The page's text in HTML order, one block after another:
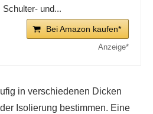
und...
Bei Amazon kaufen*
in verschiedenen Dicken
Isolierung bestimmen. Eine